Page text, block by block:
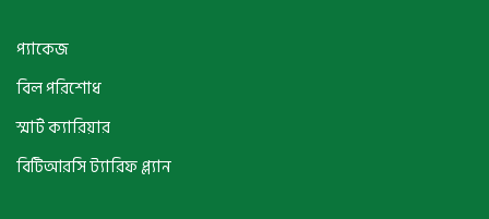
প্যাকেজ
বিল পরিশোধ
স্মার্ট ক্যারিয়ার
বিটিআরসি ট্যারিফ প্ল্যান